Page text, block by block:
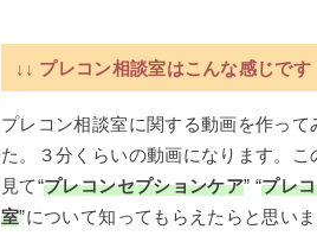
↓↓ プレコン相談室はこんな感じです
プレコン相談室に関する動画を作って
た。３分くらいの動画になります。こ
見て“プレコンセプションケア” “プレ
室”について知ってもらえたらと思い